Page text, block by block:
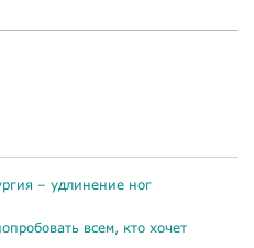
– удлинение ног
всем, кто хочет